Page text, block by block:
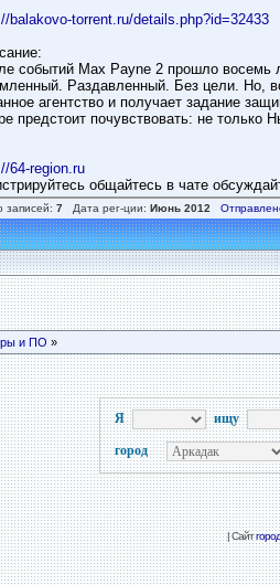
balakovo-torrent.ru/details.php?id=32433
событий Max Payne 2 прошло
Раздавленный. Без цели. Но,
агентство и получает задание
предстоит почувствовать: не
64-region.ru
общайтесь в чате
записей: 7Дата рег-ции: Июнь 2012
и ПО »
Я ищу
город
| Сайт